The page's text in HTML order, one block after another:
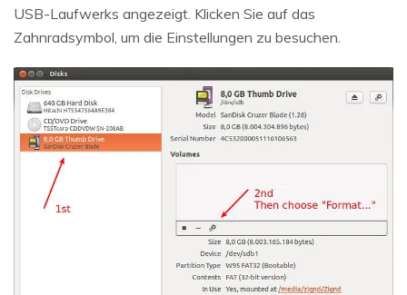
USB-Laufwerks angezeigt. Klicken Sie auf das
Zahnradsymbol, um die Einstellungen zu besuchen.